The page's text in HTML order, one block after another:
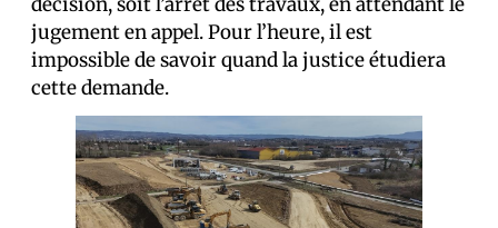
jugement en appel. Pour l’heure, il est
impossible de savoir quand la justice étudiera
cette demande.